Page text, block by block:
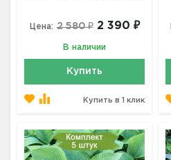
Цена: 2 580 ₽ 2 390 ₽
В наличии
Купить
Купить в 1 клик